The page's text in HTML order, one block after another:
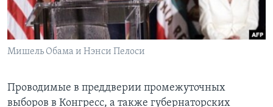
Learning English
СОЦИАЛЬНЫЕ СЕТИ
Мишель Обама и Нэнси Пелоси
Проводимые в преддверии промежуточных
выборов в Конгресс, а также губернаторских